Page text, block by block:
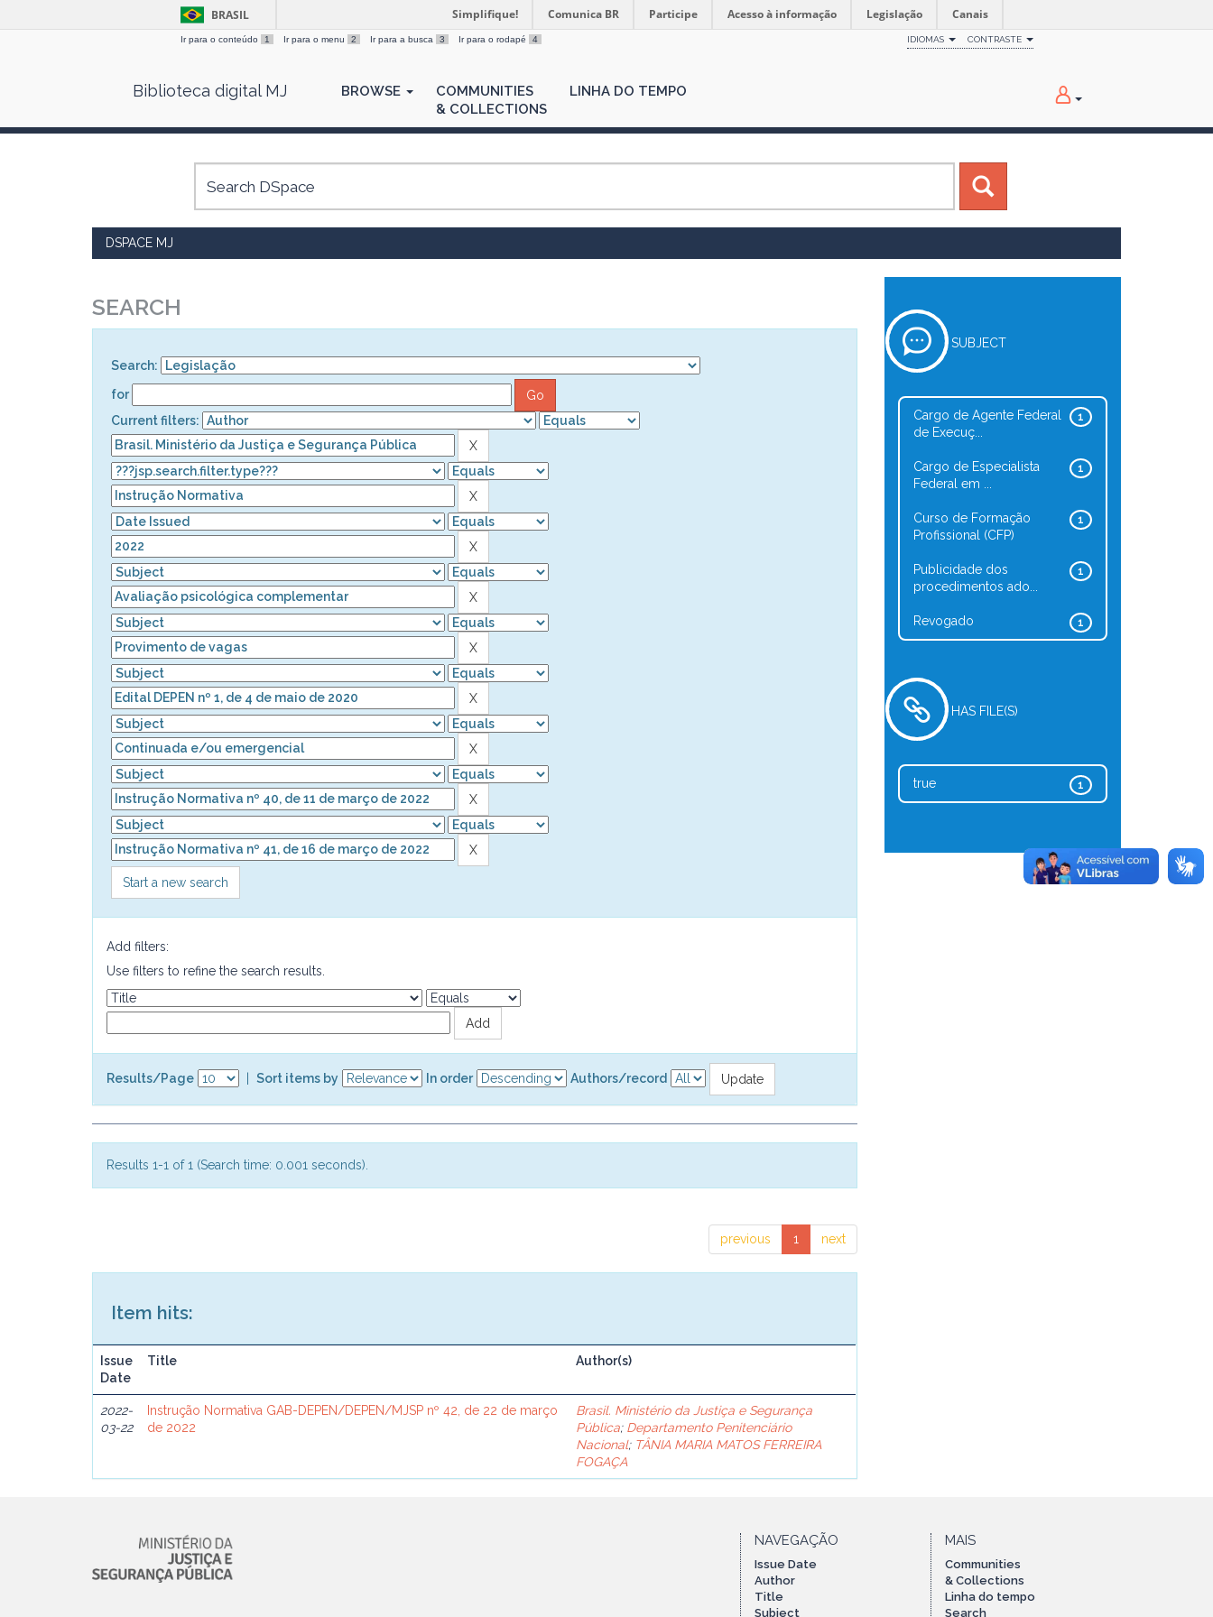
BRASIL Simplifique! Comunica BR Participe Acesso à informação Legislação Canais
Ir para o conteúdo 1 Ir para o menu 2 Ir para a busca 3 Ir para o rodapé 4 IDIOMAS CONTRASTE
Biblioteca digital MJ BROWSE
COMMUNITIES
& COLLECTIONS
LINHA DO TEMPO
DSPACE MJ
SEARCH
Search:
for
Current filters:
Start a new search
Add filters:
Use filters to refine the search results.
Results/Page Sort items by In order Authors/record
Results 1-1 of 1 (Search time: 0.001 seconds).
previous 1 next
Item hits:
Issue
Date
Title Author(s)
2022-
03-22
Instrução Normativa GAB-DEPEN/DEPEN/MJSP nº 42, de 22 de março
de 2022
Brasil. Ministério da Justiça e Segurança
Pública; Departamento Penitenciário
Nacional; TÂNIA MARIA MATOS FERREIRA
FOGAÇA
SUBJECT
1
Cargo de Agente Federal
de Execuç...
1
Cargo de Especialista
Federal em ...
1
Curso de Formação
Profissional (CFP)
1
Publicidade dos
procedimentos ado...
1
Revogado
HAS FILE(S)
1
true
NAVEGAÇÃO
Issue Date
Author
Title
Subject
MAIS
Communities
& Collections
Linha do tempo
Search